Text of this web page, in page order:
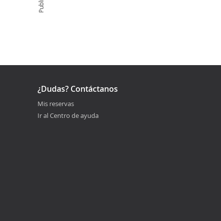
¿Dudas? Contáctanos
Mis reservas
Ir al Centro de ayuda